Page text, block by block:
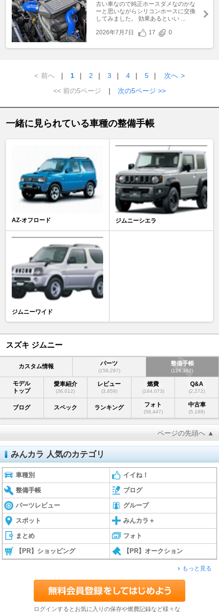
古い車なので純正ホースダメなのかな
ーと思いながらシリコンホースに交換
してみました。 効果あるといい ...
2026年7月7日
17 0
< 前へ ｜ 1 ｜ 2 ｜ 3 ｜ 4 ｜ 5 ｜ 次へ >
<< 前の5ページ
｜ 次の5ページ >>
一緒に見られている車種の整備手帳
AZ-オフロード ジムニーシエラ
ジムニーワイド
スズキ ジムニー
カスタム情報 パーツ
(158,297)
整備手帳
(126,392)
モデル
トップ
愛車紹介
(36,012)
レビュー
(3,859)
燃費
(164,073)
Q&A
(2,272)
ブログ スペック ランキング フォト
(58,447)
中古車
(5,188)
ページの先頭へ ▲
みんカラ 人気のカテゴリ
車種別 イイね！
整備手帳 ブログ
パーツレビュー グループ
スポット みんカラ＋
まとめ フォト
【PR】ショッピング 【PR】オークション
もっと見る
ログインするとお気に入りの保存や燃費記録など様々な